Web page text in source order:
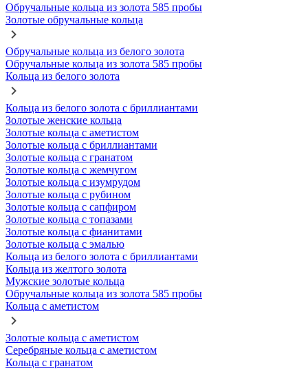
Обручальные кольца из золота 585 пробы
Золотые обручальные кольца
Обручальные кольца из белого золота
Обручальные кольца из золота 585 пробы
Кольца из белого золота
Кольца из белого золота с бриллиантами
Золотые женские кольца
Золотые кольца с аметистом
Золотые кольца с бриллиантами
Золотые кольца с гранатом
Золотые кольца с жемчугом
Золотые кольца с изумрудом
Золотые кольца с рубином
Золотые кольца с сапфиром
Золотые кольца с топазами
Золотые кольца с фианитами
Золотые кольца с эмалью
Кольца из белого золота с бриллиантами
Кольца из желтого золота
Мужские золотые кольца
Обручальные кольца из золота 585 пробы
Кольца с аметистом
Золотые кольца с аметистом
Серебряные кольца с аметистом
Кольца с гранатом